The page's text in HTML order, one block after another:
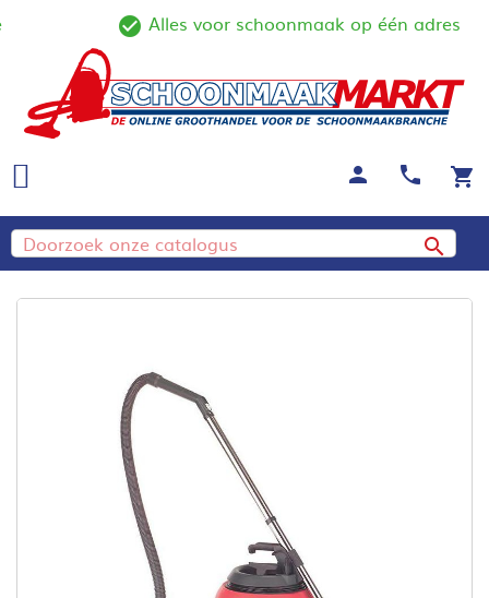
check_circle_outline
Alles voor schoonmaak op één adres
shopping_cart
call
person
